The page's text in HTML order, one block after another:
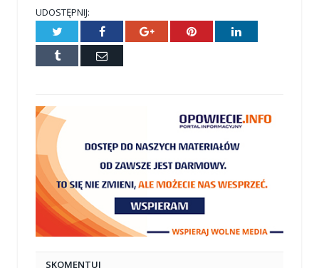
UDOSTĘPNIJ:
Twitter Facebook Google+ Pinterest LinkedIn
Tumblr
E-
SKOMENTUJ